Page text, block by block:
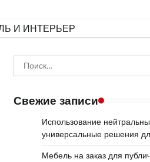
И ИНТЕРЬЕР
Найти:
Свежие записи
Использование
универсальные решения
Мебель на заказ для